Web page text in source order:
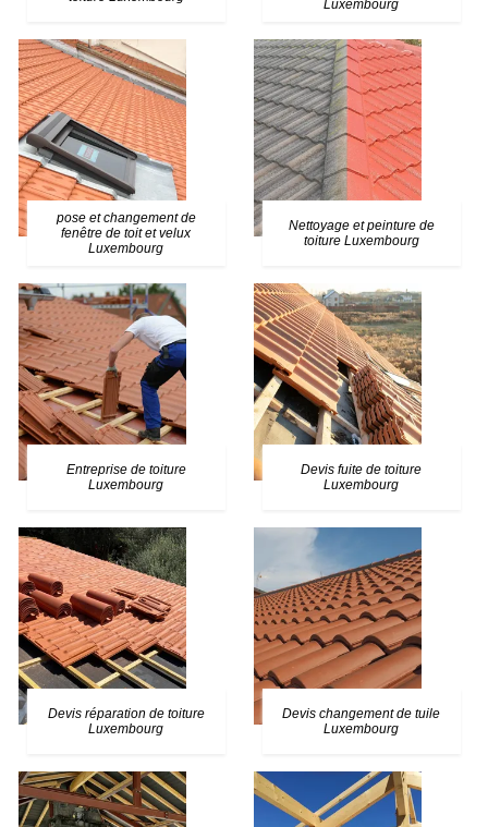
Luxembourg
pose et changement de
fenêtre de toit et velux
Luxembourg
Nettoyage et peinture de
toiture Luxembourg
Entreprise de toiture
Luxembourg
Devis fuite de toiture
Luxembourg
Devis réparation de toiture
Luxembourg
Devis changement de tuile
Luxembourg